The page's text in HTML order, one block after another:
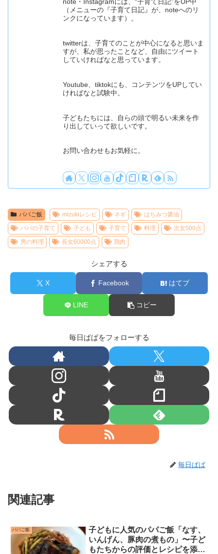
note・Instagramには、“子育て日記”をUP中
（メニューの『子育て日記』が、noteへのリ
ンクになっています）。
twitterは、子育てのことが中心になると思いま
すが、私が思ったことなど、自由にツイート
していければなと思っています。
Youtube、tiktokにも、コンテンツをUPしてい
ければなと試験中。
子どもたちには、自らの頭で明るい未来を作
り出していって欲しいです。
お問い合わせもお気軽に。
パパご飯 mizukiレシピ ネギ
はちみつ醤油
パパの子育て
子ども 子育て 料理
次女500点
男の料理
長女60000点 鶏肉
シェアする
X Facebook はてブ
LINE コピー
毎日ぱぱをフォローする
毎日ぱぱ
関連記事
パパご飯
子どもに人気のパパご飯「なす、
いんげん、豚肉の煮もの」〜子ど
もたちからの評価とレシピを添え